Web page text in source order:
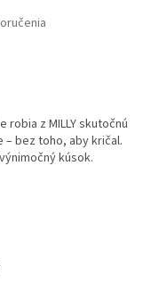
z MILLY skutočnú
– bez toho, aby kričal.
kúsok.